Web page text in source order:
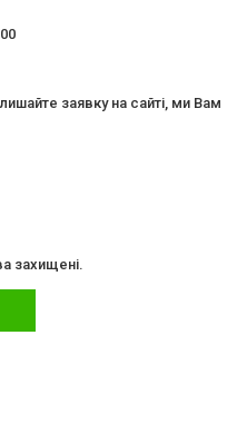
заявку на сайті, ми Вам
захищені.